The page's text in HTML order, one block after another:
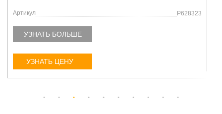
Артикул P628323
УЗНАТЬ БОЛЬШЕ
УЗНАТЬ ЦЕНУ